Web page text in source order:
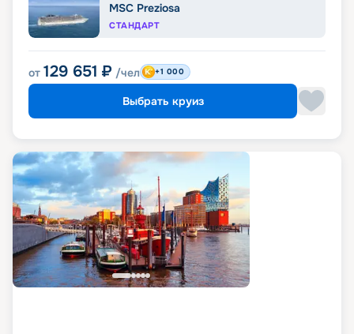
MSC Preziosa
СТАНДАРТ
от 129 651 ₽ /чел +1 000
Выбрать круиз